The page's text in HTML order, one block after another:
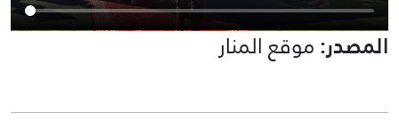
المصدر:موقع المنار